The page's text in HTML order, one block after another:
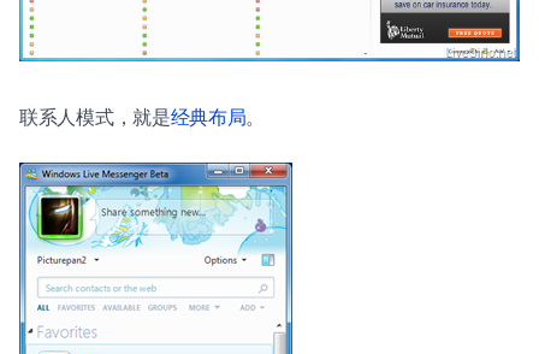
联系人模式，就是经典布局。